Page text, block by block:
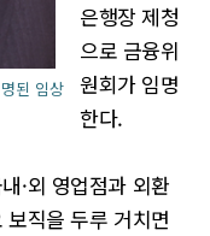
된 임상
은행장 제청
으로 금융위
원회가 임명
한다.
·외 영업점과 외환
직을 두루 거치면